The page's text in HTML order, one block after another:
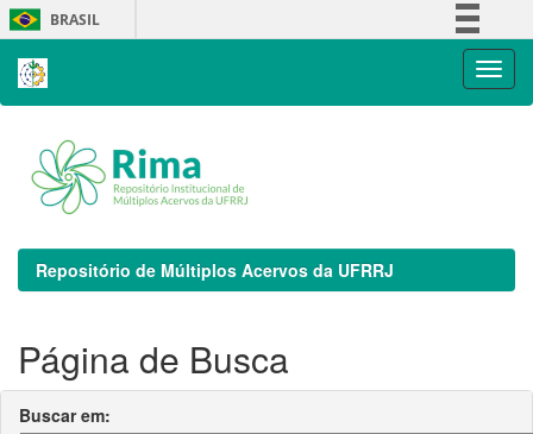
Skip
navigation
BRASIL
Repositório de Múltiplos Acervos da UFRRJ
Página de Busca
Buscar em: